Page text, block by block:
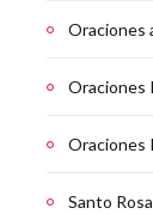
Oraciones
Oraciones
Oraciones
Santo